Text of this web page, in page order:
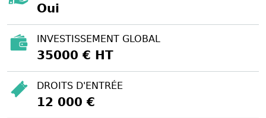
Oui
INVESTISSEMENT GLOBAL
35000 € HT
DROITS D'ENTRÉE
12 000 €